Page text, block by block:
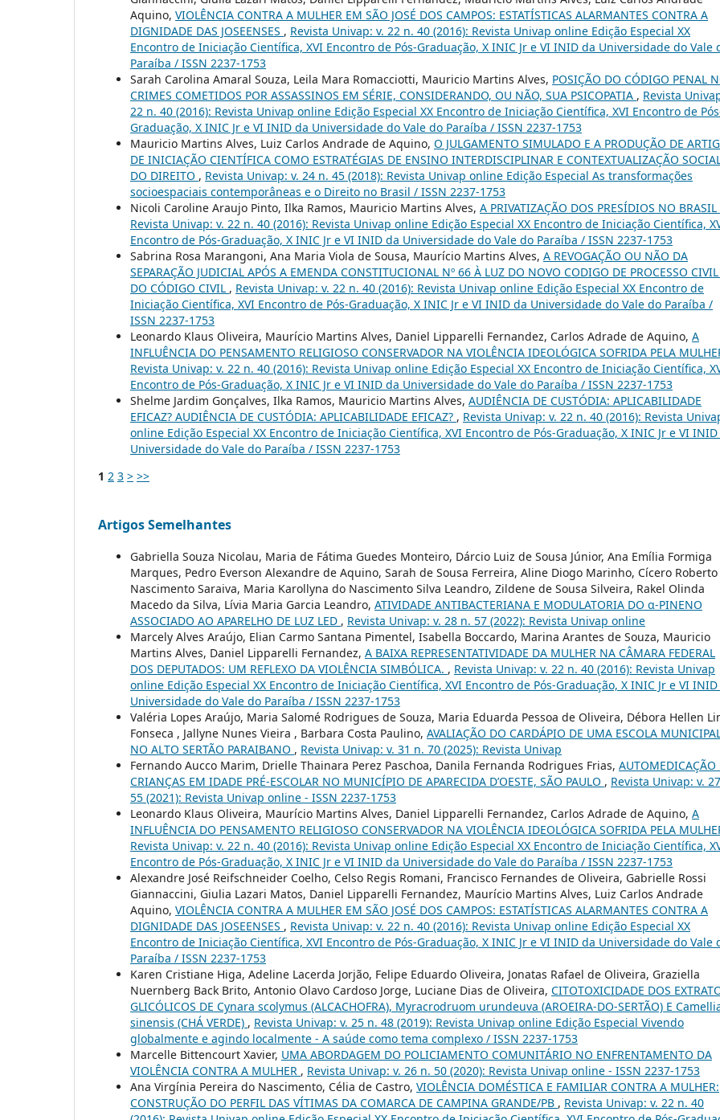
Aquino, VIOLÊNCIA CONTRA A MULHER EM SÃO JOSÉ DOS CAMPOS: ESTATÍSTICAS ALARMANTES CONTRA A
DIGNIDADE DAS JOSEENSES , Revista Univap: v. 22 n. 40 (2016): Revista Univap online Edição Especial XX
Encontro de Iniciação Científica, XVI Encontro de Pós-Graduação, X INIC Jr e VI INID da Universidade do Vale
Paraíba / ISSN 2237-1753
Sarah Carolina Amaral Souza, Leila Mara Romacciotti, Mauricio Martins Alves, POSIÇÃO DO CÓDIGO PENAL
CRIMES COMETIDOS POR ASSASSINOS EM SÉRIE, CONSIDERANDO, OU NÃO, SUA PSICOPATIA , Revista
22 n. 40 (2016): Revista Univap online Edição Especial XX Encontro de Iniciação Científica, XVI Encontro de
Graduação, X INIC Jr e VI INID da Universidade do Vale do Paraíba / ISSN 2237-1753
Mauricio Martins Alves, Luiz Carlos Andrade de Aquino, O JULGAMENTO SIMULADO E A PRODUÇÃO DE
DE INICIAÇÃO CIENTÍFICA COMO ESTRATÉGIAS DE ENSINO INTERDISCIPLINAR E CONTEXTUALIZAÇÃO
DO DIREITO , Revista Univap: v. 24 n. 45 (2018): Revista Univap online Edição Especial As transformações
socioespaciais contemporâneas e o Direito no Brasil / ISSN 2237-1753
Nicoli Caroline Araujo Pinto, Ilka Ramos, Mauricio Martins Alves, A PRIVATIZAÇÃO DOS PRESÍDIOS NO BRASIL
Revista Univap: v. 22 n. 40 (2016): Revista Univap online Edição Especial XX Encontro de Iniciação Científica,
Encontro de Pós-Graduação, X INIC Jr e VI INID da Universidade do Vale do Paraíba / ISSN 2237-1753
Sabrina Rosa Marangoni, Ana Maria Viola de Sousa, Maurício Martins Alves, A REVOGAÇÃO OU NÃO DA
SEPARAÇÃO JUDICIAL APÓS A EMENDA CONSTITUCIONAL Nº 66 À LUZ DO NOVO CODIGO DE PROCESSO CIVIL
DO CÓDIGO CIVIL , Revista Univap: v. 22 n. 40 (2016): Revista Univap online Edição Especial XX Encontro de
Iniciação Científica, XVI Encontro de Pós-Graduação, X INIC Jr e VI INID da Universidade do Vale do Paraíba /
ISSN 2237-1753
Leonardo Klaus Oliveira, Maurício Martins Alves, Daniel Lipparelli Fernandez, Carlos Adrade de Aquino, A
INFLUÊNCIA DO PENSAMENTO RELIGIOSO CONSERVADOR NA VIOLÊNCIA IDEOLÓGICA SOFRIDA PELA
Revista Univap: v. 22 n. 40 (2016): Revista Univap online Edição Especial XX Encontro de Iniciação Científica,
Encontro de Pós-Graduação, X INIC Jr e VI INID da Universidade do Vale do Paraíba / ISSN 2237-1753
Shelme Jardim Gonçalves, Ilka Ramos, Mauricio Martins Alves, AUDIÊNCIA DE CUSTÓDIA: APLICABILIDADE
EFICAZ? AUDIÊNCIA DE CUSTÓDIA: APLICABILIDADE EFICAZ? , Revista Univap: v. 22 n. 40 (2016): Revista
online Edição Especial XX Encontro de Iniciação Científica, XVI Encontro de Pós-Graduação, X INIC Jr e VI
Universidade do Vale do Paraíba / ISSN 2237-1753
1 2 3 > >>
Artigos Semelhantes
Gabriella Souza Nicolau, Maria de Fátima Guedes Monteiro, Dárcio Luiz de Sousa Júnior, Ana Emília Formiga
Marques, Pedro Everson Alexandre de Aquino, Sarah de Sousa Ferreira, Aline Diogo Marinho, Cícero Roberto
Nascimento Saraiva, Maria Karollyna do Nascimento Silva Leandro, Zildene de Sousa Silveira, Rakel Olinda
Macedo da Silva, Lívia Maria Garcia Leandro, ATIVIDADE ANTIBACTERIANA E MODULATORIA DO α-PINENO
ASSOCIADO AO APARELHO DE LUZ LED , Revista Univap: v. 28 n. 57 (2022): Revista Univap online
Marcely Alves Araújo, Elian Carmo Santana Pimentel, Isabella Boccardo, Marina Arantes de Souza, Mauricio
Martins Alves, Daniel Lipparelli Fernandez, A BAIXA REPRESENTATIVIDADE DA MULHER NA CÂMARA FEDERAL
DOS DEPUTADOS: UM REFLEXO DA VIOLÊNCIA SIMBÓLICA. , Revista Univap: v. 22 n. 40 (2016): Revista Univap
online Edição Especial XX Encontro de Iniciação Científica, XVI Encontro de Pós-Graduação, X INIC Jr e VI
Universidade do Vale do Paraíba / ISSN 2237-1753
Valéria Lopes Araújo, Maria Salomé Rodrigues de Souza, Maria Eduarda Pessoa de Oliveira, Débora Hellen
Fonseca , Jallyne Nunes Vieira , Barbara Costa Paulino, AVALIAÇÃO DO CARDÁPIO DE UMA ESCOLA
NO ALTO SERTÃO PARAIBANO , Revista Univap: v. 31 n. 70 (2025): Revista Univap
Fernando Aucco Marim, Drielle Thainara Perez Paschoa, Danila Fernanda Rodrigues Frias, AUTOMEDICAÇÃO
CRIANÇAS EM IDADE PRÉ-ESCOLAR NO MUNICÍPIO DE APARECIDA D’OESTE, SÃO PAULO , Revista Univap: v.
55 (2021): Revista Univap online - ISSN 2237-1753
Leonardo Klaus Oliveira, Maurício Martins Alves, Daniel Lipparelli Fernandez, Carlos Adrade de Aquino, A
INFLUÊNCIA DO PENSAMENTO RELIGIOSO CONSERVADOR NA VIOLÊNCIA IDEOLÓGICA SOFRIDA PELA
Revista Univap: v. 22 n. 40 (2016): Revista Univap online Edição Especial XX Encontro de Iniciação Científica,
Encontro de Pós-Graduação, X INIC Jr e VI INID da Universidade do Vale do Paraíba / ISSN 2237-1753
Alexandre José Reifschneider Coelho, Celso Regis Romani, Francisco Fernandes de Oliveira, Gabrielle Rossi
Giannaccini, Giulia Lazari Matos, Daniel Lipparelli Fernandez, Maurício Martins Alves, Luiz Carlos Andrade
Aquino, VIOLÊNCIA CONTRA A MULHER EM SÃO JOSÉ DOS CAMPOS: ESTATÍSTICAS ALARMANTES CONTRA A
DIGNIDADE DAS JOSEENSES , Revista Univap: v. 22 n. 40 (2016): Revista Univap online Edição Especial XX
Encontro de Iniciação Científica, XVI Encontro de Pós-Graduação, X INIC Jr e VI INID da Universidade do Vale
Paraíba / ISSN 2237-1753
Karen Cristiane Higa, Adeline Lacerda Jorjão, Felipe Eduardo Oliveira, Jonatas Rafael de Oliveira, Graziella
Nuernberg Back Brito, Antonio Olavo Cardoso Jorge, Luciane Dias de Oliveira, CITOTOXICIDADE DOS
GLICÓLICOS DE Cynara scolymus (ALCACHOFRA), Myracrodruom urundeuva (AROEIRA-DO-SERTÃO) E
sinensis (CHÁ VERDE) , Revista Univap: v. 25 n. 48 (2019): Revista Univap online Edição Especial Vivendo
globalmente e agindo localmente - A saúde como tema complexo / ISSN 2237-1753
Marcelle Bittencourt Xavier, UMA ABORDAGEM DO POLICIAMENTO COMUNITÁRIO NO ENFRENTAMENTO DA
VIOLÊNCIA CONTRA A MULHER , Revista Univap: v. 26 n. 50 (2020): Revista Univap online - ISSN 2237-1753
Ana Virgínia Pereira do Nascimento, Célia de Castro, VIOLÊNCIA DOMÉSTICA E FAMILIAR CONTRA A MULHER:
CONSTRUÇÃO DO PERFIL DAS VÍTIMAS DA COMARCA DE CAMPINA GRANDE/PB , Revista Univap: v. 22 n. 40